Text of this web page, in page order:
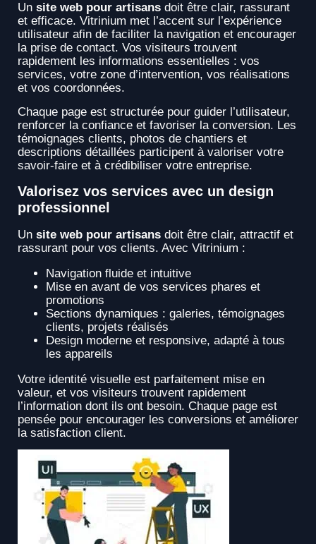
Un site web pour artisans doit être clair, rassurant
et efficace. Vitrinium met l’accent sur l’expérience
utilisateur afin de faciliter la navigation et encourager
la prise de contact. Vos visiteurs trouvent
rapidement les informations essentielles : vos
services, votre zone d’intervention, vos réalisations
et vos coordonnées.
Chaque page est structurée pour guider l’utilisateur,
renforcer la confiance et favoriser la conversion. Les
témoignages clients, photos de chantiers et
descriptions détaillées participent à valoriser votre
savoir-faire et à crédibiliser votre entreprise.
Valorisez vos services avec un design
professionnel
Un site web pour artisans doit être clair, attractif et
rassurant pour vos clients. Avec Vitrinium :
Navigation fluide et intuitive
Mise en avant de vos services phares et
promotions
Sections dynamiques : galeries, témoignages
clients, projets réalisés
Design moderne et responsive, adapté à tous
les appareils
Votre identité visuelle est parfaitement mise en
valeur, et vos visiteurs trouvent rapidement
l’information dont ils ont besoin. Chaque page est
pensée pour encourager les conversions et améliorer
la satisfaction client.